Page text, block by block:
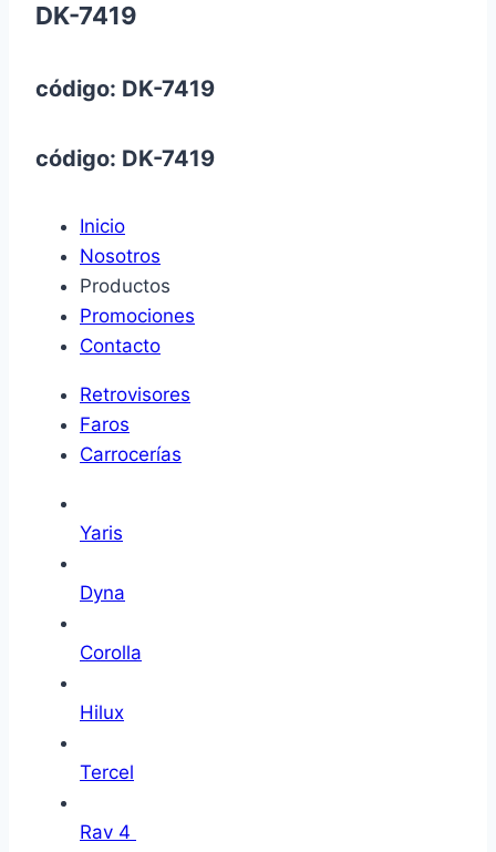
DK-7419
código: DK-7419
código: DK-7419
Inicio
Nosotros
Productos
Promociones
Contacto
Retrovisores
Faros
Carrocerías
Yaris
Dyna
Corolla
Hilux
Tercel
Rav 4